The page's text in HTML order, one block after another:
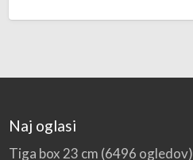
Naj oglasi
Tiga box 23 cm (6496 ogledov)